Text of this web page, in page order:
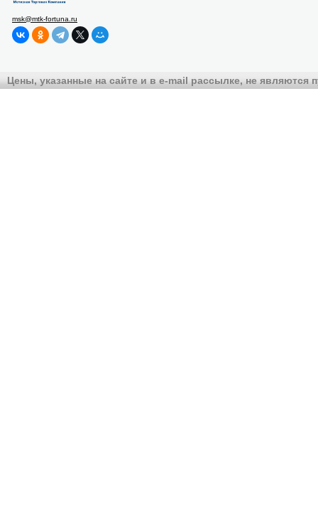
msk@mtk-fortuna.ru
Цены, указанные на сайте и в e-mail рассылке, не являются